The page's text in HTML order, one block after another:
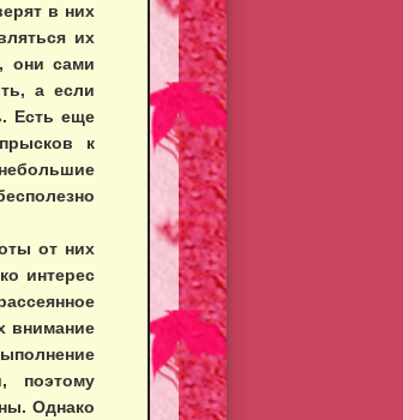
в них
их
они сами
а если
Есть еще
к
от них
интерес
внимание
поэтому
Однако